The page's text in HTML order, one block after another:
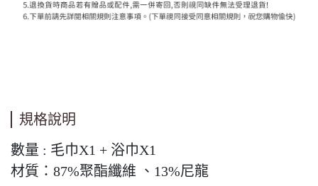
規格說明
數量 : 毛巾X1 + 浴巾X1
材質：87%聚酯纖維 、13%尼龍